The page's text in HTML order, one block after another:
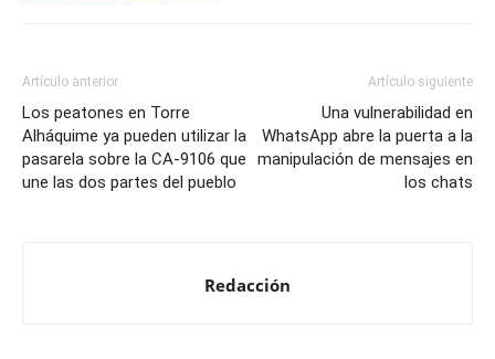
Artículo anterior
Los peatones en Torre
Alháquime ya pueden utilizar la
pasarela sobre la CA-9106 que
une las dos partes del pueblo
Artículo siguiente
Una vulnerabilidad en
WhatsApp abre la puerta a la
manipulación de mensajes en
los chats
Redacción